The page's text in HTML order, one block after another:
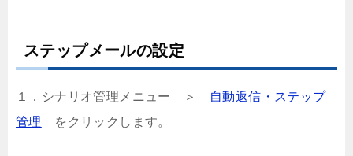
ステップメールの設定
１．シナリオ管理メニュー ＞
自動返信・ステップ
管理
をクリックします。